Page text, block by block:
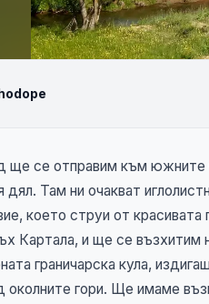
на р.Въча
ще се отправим към южните
Там ни очакват
което струи от
Картала, и ще се възхитим
граничарска кула,
околните гори. Ще имаме